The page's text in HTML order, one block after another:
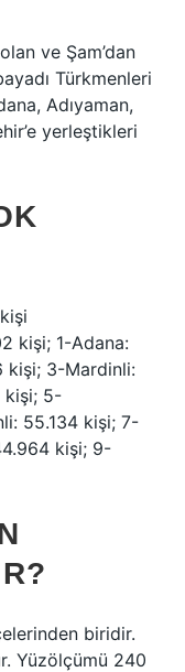
ve Şam’dan
Türkmenleri
Adıyaman,
yerleştikleri
kişi; 1-Adana:
kişi; 3-Mardinli:
kişi; 5-
55.134 kişi; 7-
kişi; 9-
biridir.
Yüzölçümü 240